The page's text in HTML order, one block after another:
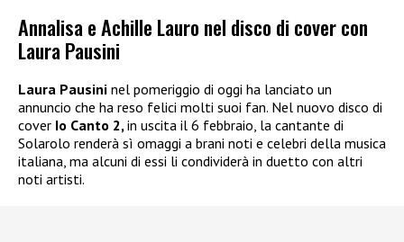
Annalisa e Achille Lauro nel disco di cover con
Laura Pausini
Laura Pausini nel pomeriggio di oggi ha lanciato un
annuncio che ha reso felici molti suoi fan. Nel nuovo disco di
cover Io Canto 2,in uscita il 6 febbraio, la cantante di
Solarolo renderà sì omaggi a brani noti e celebri della musica
italiana, ma alcuni di essi li condividerà in duetto con altri
noti artisti.